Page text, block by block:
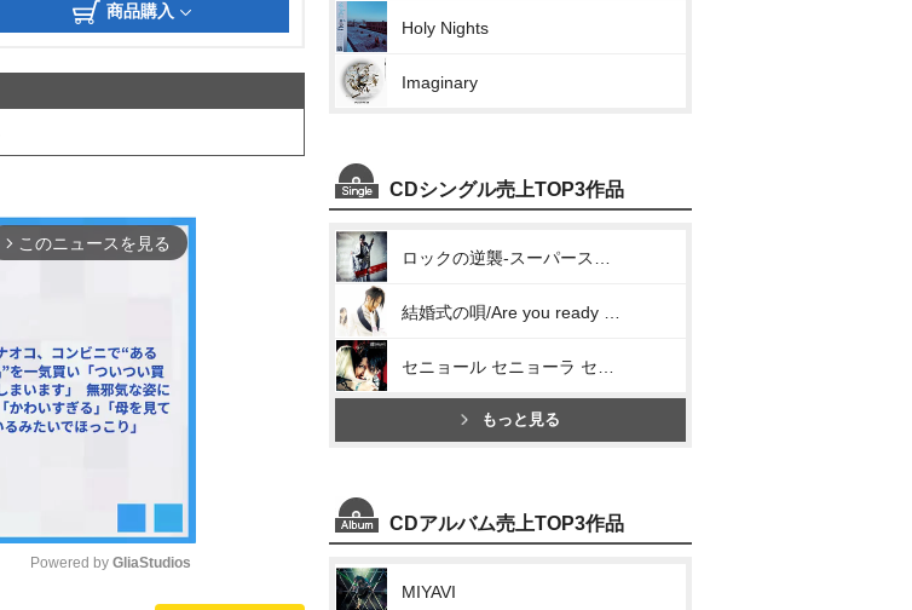
商品購入
arrow_forward_ios このニュースを見る
Powered by GliaStudios
Holy Nights
Imaginary
CDシングル売上TOP3作品
もっと見る
CDアルバム売上TOP3作品
MIYAVI